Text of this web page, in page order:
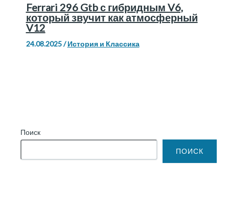
Поиск
ПОИСК
Ferrari 296 Gtb с гибридным V6,
который звучит как атмосферный
V12
24.08.2025/История и Классика